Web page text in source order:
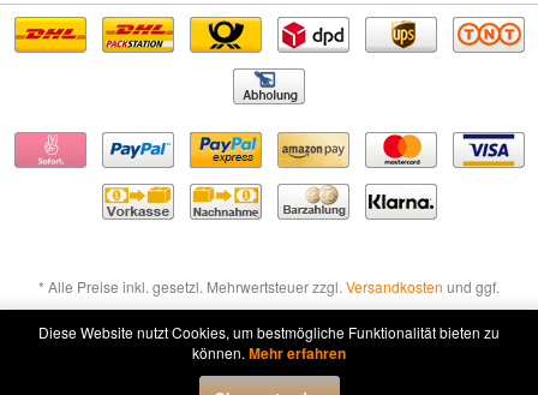
* Alle Preise inkl. gesetzl. Mehrwertsteuer zzgl. Versandkosten und ggf.
Nachnahmegebühren, wenn nicht anders beschrieben
Widerruf erklären
Diese Website nutzt Cookies, um bestmögliche Funktionalität bieten zu
können. Mehr erfahren